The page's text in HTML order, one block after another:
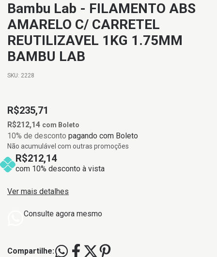
Bambu Lab - FILAMENTO ABS
AMARELO C/ CARRETEL
REUTILIZAVEL 1KG 1.75MM
BAMBU LAB
SKU: 2228
R$235,71
R$212,14 com Boleto
10% de desconto pagando com Boleto
Não acumulável com outras promoções
R$212,14
com 10% desconto à vista
Ver mais detalhes
Consulte agora mesmo
Compartilhe: